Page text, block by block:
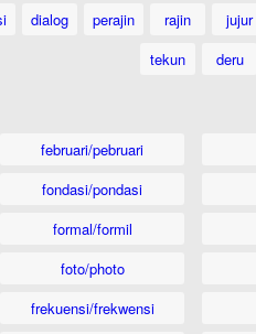
dialog perajin rajin jujur
tekun
deru
februari/pebruari
fondasi/pondasi
formal/formil
foto/photo
frekuensi/frekwensi